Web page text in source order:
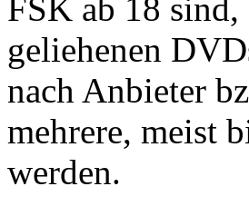
FSK ab 18
geliehenen
nach Anbieter
mehrere, meist
werden.